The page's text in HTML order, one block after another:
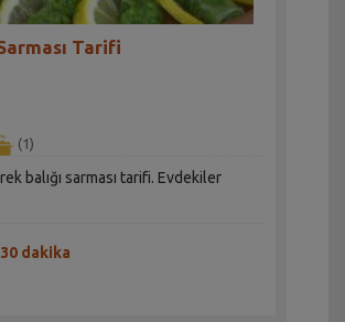
Tarifi
(1)
balığı sarması tarifi. Evdekiler
dakika